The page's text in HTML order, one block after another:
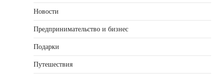
Новости
Предпринимательство и бизнес
Подарки
Путешествия